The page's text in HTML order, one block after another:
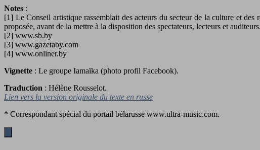
Notes :
[1] Le Conseil artistique rassemblait des acteurs du secteur de la culture et
proposée, avant de la mettre à la disposition des spectateurs, lecteurs et auditeurs.
[2] www.sb.by
[3] www.gazetaby.com
[4] www.onliner.by
Vignette : Le groupe Iamaïka (photo profil Facebook).
Traduction : Hélène Rousselot.
Lien vers la version originale du texte en russe
* Correspondant spécial du portail bélarusse www.ultra-music.com.